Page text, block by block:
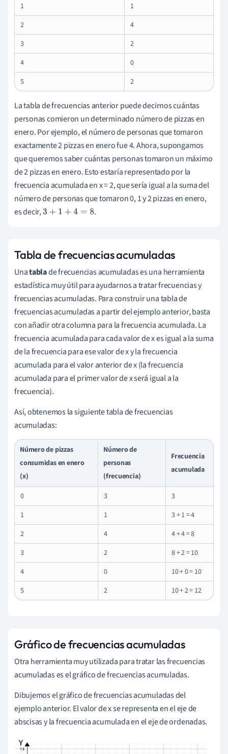
1
1
2
4
3
2
4
0
5
2
La tabla de frecuencias anterior puede decirnos cuántas
personas comieron un determinado número de pizzas en
enero. Por ejemplo, el número de personas que tomaron
exactamente 2 pizzas en enero fue 4. Ahora, supongamos
que queremos saber cuántas personas tomaron un máximo
de 2 pizzas en enero. Esto estaría representado por la
frecuencia acumulada en x = 2, que sería igual a la suma del
número de personas que tomaron 0, 1 y 2 pizzas en enero,
es decir,3+1+ 4 =8 .
Tabla de frecuencias acumuladas
Unatablade frecuencias acumuladas es una herramienta
estadística muy útil para ayudarnos a tratar frecuencias y
frecuencias acumuladas. Para construir una tabla de
frecuencias acumuladas a partir del ejemplo anterior, basta
con añadir otra columna para la frecuencia acumulada. La
frecuencia acumulada para cada valor de x es igual a la suma
de la frecuencia para ese valor de x y la frecuencia
acumulada para el valor anterior de x (la frecuencia
acumulada para el primer valor de x será igual a la
frecuencia).
Así, obtenemos la siguiente tabla de frecuencias
acumuladas:
Número de pizzas
consumidas en enero
(x)
Número de
personas
(frecuencia)
Frecuencia
acumulada
0 3
3
1
1
3 + 1 = 4
2
4
4 + 4 = 8
3
2
8 + 2 = 10
4
0
10 + 0 = 10
5
2 10 + 2 = 12
Gráfico de frecuencias acumuladas
Otra herramienta muy utilizada para tratar las frecuencias
acumuladas es el gráfico de frecuencias acumuladas.
Dibujemos el gráfico de frecuencias acumuladas del
ejemplo anterior. El valor de x se representa en el eje de
abscisas y la frecuencia acumulada en el eje de ordenadas.